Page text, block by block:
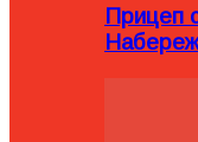
Прицеп